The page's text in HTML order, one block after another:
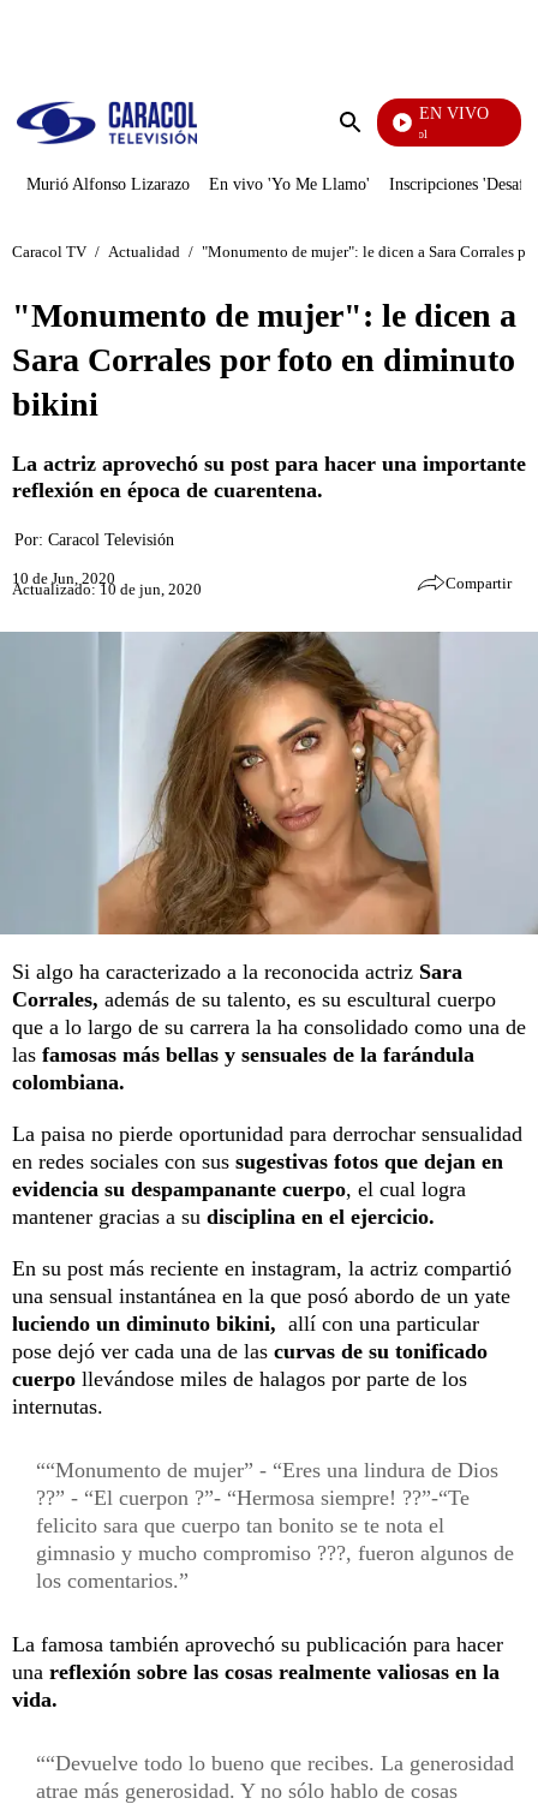
Enviar
EN VIVO
Noticias Caracol
Murió Alfonso Lizarazo En vivo 'Yo Me Llamo' Inscripciones
Caracol TV / Actualidad / "Monumento de mujer": le dicen a Sara Corrales
"Monumento de mujer": le dicen a
Sara Corrales por foto en diminuto
bikini
La actriz aprovechó su post para hacer una importante
reflexión en época de cuarentena.
Por: Caracol Televisión
10 de Jun, 2020
Actualizado: 10 de jun, 2020 Compartir
Si algo ha caracterizado a la reconocida actriz Sara
Corrales, además de su talento, es su escultural cuerpo
que a lo largo de su carrera la ha consolidado como una de
las famosas más bellas y sensuales de la farándula
colombiana.
La paisa no pierde oportunidad para derrochar sensualidad
en redes sociales con sus sugestivas fotos que dejan en
evidencia su despampanante cuerpo, el cual logra
mantener gracias a su disciplina en el ejercicio.
En su post más reciente en instagram, la actriz compartió
una sensual instantánea en la que posó abordo de un yate
luciendo un diminuto bikini, allí con una particular
pose dejó ver cada una de las curvas de su tonificado
cuerpo llevándose miles de halagos por parte de los
internutas.
“Monumento de mujer” - “Eres una lindura de Dios
??” - “El cuerpon ?”- “Hermosa siempre! ??”-“Te
felicito sara que cuerpo tan bonito se te nota el
gimnasio y mucho compromiso ???, fueron algunos de
los comentarios.
La famosa también aprovechó su publicación para hacer
una reflexión sobre las cosas realmente valiosas en la
vida.
“Devuelve todo lo bueno que recibes. La generosidad
atrae más generosidad. Y no sólo hablo de cosas